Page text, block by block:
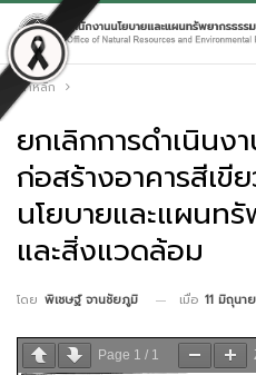
หน้าหลัก
ยกเลิกการดำเนิน
ก่อสร้างอาคารสีเขี
นโยบายและแผนท
และสิ่งแวดล้อม
โดย พิเชษฐ์ จานชัยภูมิ เมื่อ 11 มิถุนา
Page 1 / 1